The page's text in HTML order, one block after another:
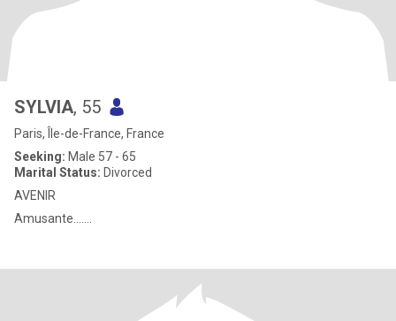
SYLVIA, 55
Paris, Île-de-France, France
Seeking: Male 57 - 65
Marital Status: Divorced
AVENIR
Amusante.......